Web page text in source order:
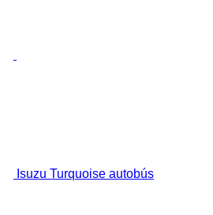
Isuzu Turquoise autobús